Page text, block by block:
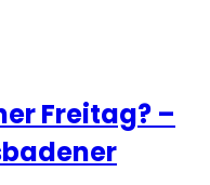
Freitag? –